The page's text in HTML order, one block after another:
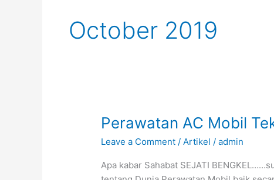
October 2019
Perawatan AC Mobil
Leave a Comment /Artikel /admin
Apa kabar Sahabat SEJATI
Perawatan
Mobil
Teknical
Vs